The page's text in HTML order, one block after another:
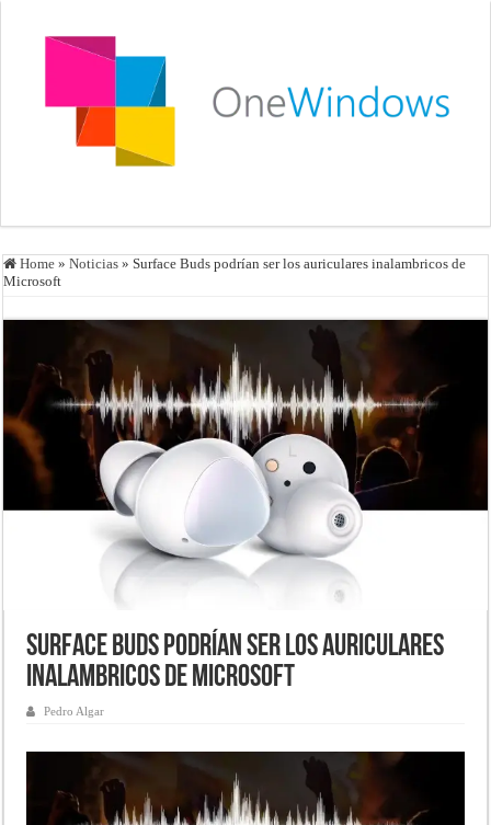
Home » Noticias » Surface Buds podrían ser los auriculares inalambricos de
Microsoft
Surface Buds podrían ser los auriculares
inalambricos de Microsoft
Pedro Algar